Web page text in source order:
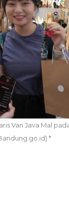
Van Java Mal